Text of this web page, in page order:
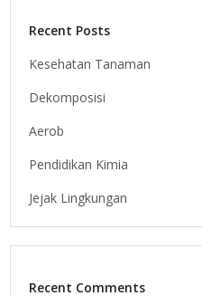
Recent Posts
Kesehatan Tanaman
Dekomposisi
Aerob
Pendidikan Kimia
Jejak Lingkungan
Recent Comments